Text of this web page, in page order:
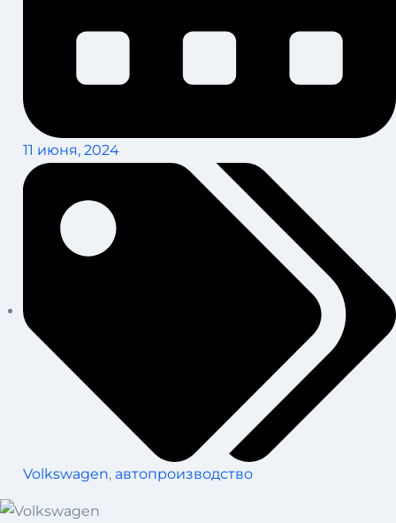
11 июня, 2024
Volkswagen, автопроизводство